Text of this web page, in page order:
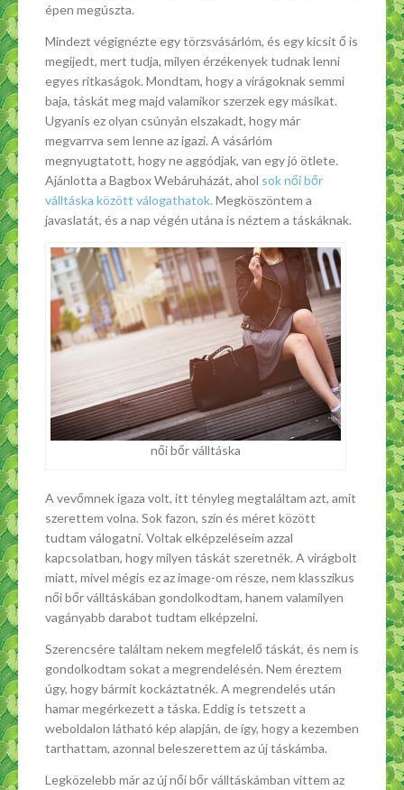
épen megúszta.
Mindezt végignézte egy törzsvásárlóm, és egy kicsit ő is
megijedt, mert tudja, milyen érzékenyek tudnak lenni
egyes ritkaságok. Mondtam, hogy a virágoknak semmi
baja, táskát meg majd valamikor szerzek egy másikat.
Ugyanis ez olyan csúnyán elszakadt, hogy már
megvarrva sem lenne az igazi. A vásárlóm
megnyugtatott, hogy ne aggódjak, van egy jó ötlete.
Ajánlotta a Bagbox Webáruházát, ahol sok női bőr
válltáska között válogathatok. Megköszöntem a
javaslatát, és a nap végén utána is néztem a táskáknak.
női bőr válltáska
A vevőmnek igaza volt, itt tényleg megtaláltam azt, amit
szerettem volna. Sok fazon, szín és méret között
tudtam válogatni. Voltak elképzeléseim azzal
kapcsolatban, hogy milyen táskát szeretnék. A virágbolt
miatt, mivel mégis ez az image-om része, nem klasszikus
női bőr válltáskában gondolkodtam, hanem valamilyen
vagányabb darabot tudtam elképzelni.
Szerencsére találtam nekem megfelelő táskát, és nem is
gondolkodtam sokat a megrendelésén. Nem éreztem
úgy, hogy bármit kockáztatnék. A megrendelés után
hamar megérkezett a táska. Eddig is tetszett a
weboldalon látható kép alapján, de így, hogy a kezemben
tarthattam, azonnal beleszerettem az új táskámba.
Legközelebb már az új női bőr válltáskámban vittem az